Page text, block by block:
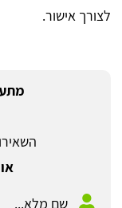
לצורך אישור.